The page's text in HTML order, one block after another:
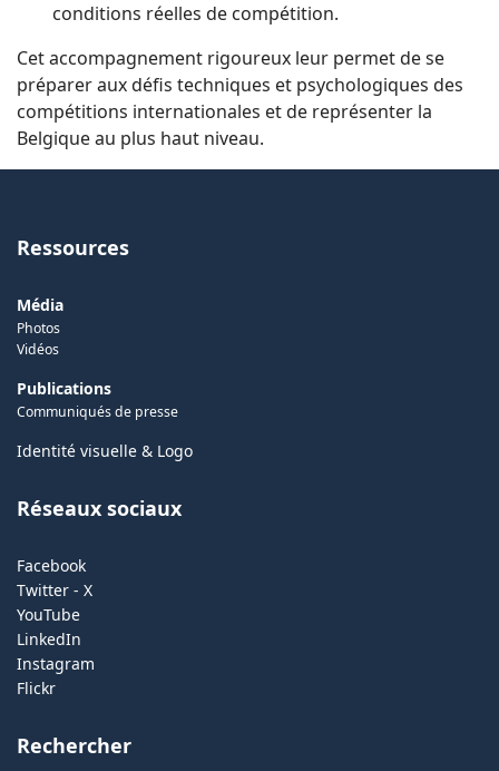
conditions réelles de compétition.
Cet accompagnement rigoureux leur permet de se
préparer aux défis techniques et psychologiques des
compétitions internationales et de représenter la
Belgique au plus haut niveau.
Ressources
Média
Photos
Vidéos
Publications
Communiqués de presse
Identité visuelle & Logo
Réseaux sociaux
Facebook
Twitter - X
YouTube
LinkedIn
Instagram
Flickr
Rechercher